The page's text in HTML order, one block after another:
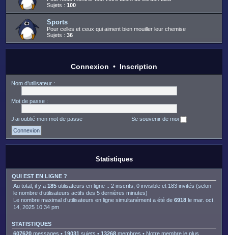
Sujets : 100
Sports
Pour celles et ceux qui aiment bien mouiller leur chemise
Sujets : 36
Connexion • Inscription
Nom d’utilisateur :
Mot de passe :
J’ai oublié mon mot de passe Se souvenir de moi
Statistiques
QUI EST EN LIGNE ?
Au total, il y a 185 utilisateurs en ligne :: 2 inscrits, 0 invisible et 183 invités (selon
le nombre d’utilisateurs actifs des 5 dernières minutes)
Le nombre maximal d’utilisateurs en ligne simultanément a été de 6918 le mar. oct.
14, 2025 10:34 pm
STATISTIQUES
607620 messages • 19031 sujets • 13268 membres • Notre membre le plus